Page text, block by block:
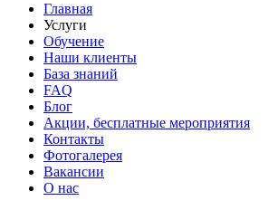
Главная
Услуги
Обучение
Наши клиенты
База знаний
FAQ
Блог
Акции, бесплатные мероприятия
Контакты
Фотогалерея
Вакансии
О нас